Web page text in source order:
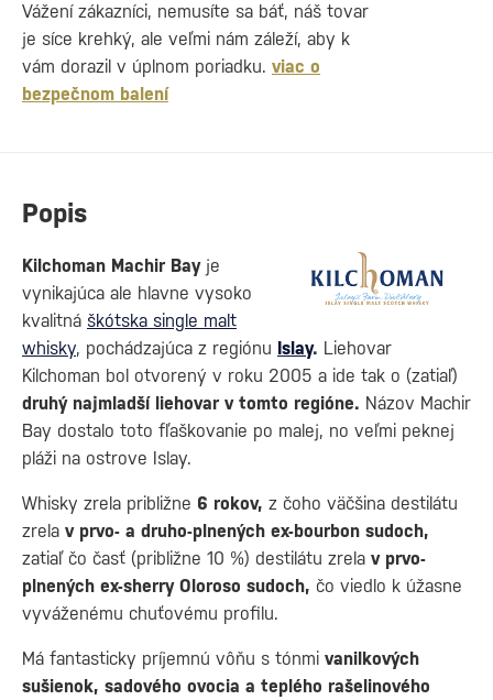
Popis
Kilchoman Machir Bayje
vynikajúca ale hlavne vysoko
kvalitná škótska single malt
whisky, pochádzajúca z regiónu Islay. Liehovar
Kilchoman bol otvorený v roku 2005 a ide tak o (zatiaľ)
druhý najmladší liehovar v tomto regióne. Názov Machir
Bay dostalo toto fľaškovanie po malej, no veľmi peknej
pláži na ostrove Islay.
Whisky zrela približne 6 rokov, z čoho väčšina destilátu
zrela v prvo- a druho-plnených ex-bourbon sudoch,
zatiaľ čo časť (približne 10 %) destilátu zrela v prvo-
plnených ex-sherry Oloroso sudoch, čo viedlo k úžasne
vyváženému chuťovému profilu.
Má fantasticky príjemnú vôňu s tónmi vanilkových
sušienok, sadového ovocia a teplého rašelinového
Vážení zákazníci, nemusíte sa báť, náš tovar
je síce krehký, ale veľmi nám záleží, aby k
vám dorazil v úplnom poriadku. viac o
bezpečnom balení